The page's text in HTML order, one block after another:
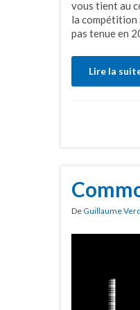
vous tient au
la compétition
pas tenue en
Lire la
DeGuillaume